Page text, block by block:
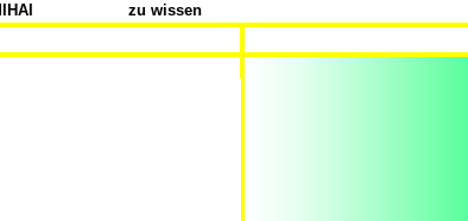
zu wissen